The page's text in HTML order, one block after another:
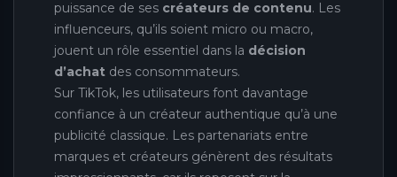
puissance de ses créateurs de contenu. Les
influenceurs, qu’ils soient micro ou macro,
jouent un rôle essentiel dans la décision
d’achat des consommateurs.
Sur TikTok, les utilisateurs font davantage
confiance à un créateur authentique qu’à une
publicité classique. Les partenariats entre
marques et créateurs génèrent des résultats